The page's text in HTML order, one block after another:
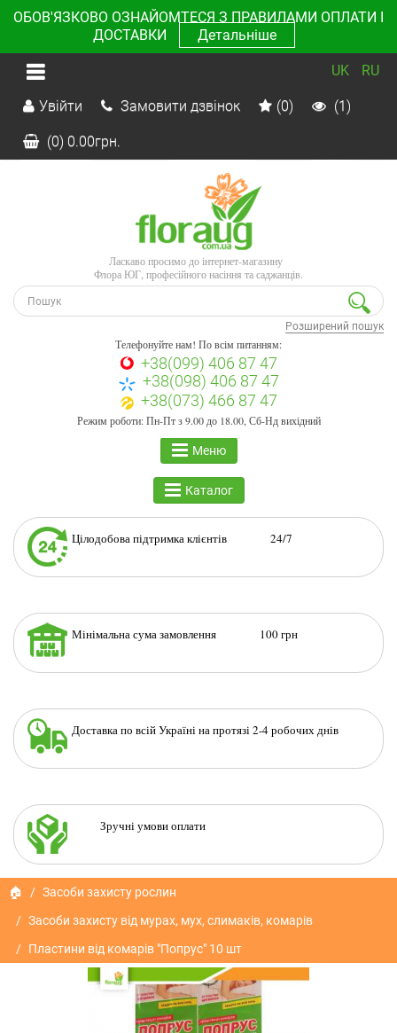
ОБОВ'ЯЗКОВО ОЗНАЙОМТЕСЯ З ПРАВИЛАМИ ОПЛАТИ І
ДОСТАВКИ
Детальніше
UK RU
Увійти Замовити дзвінок (0) (1)
(0) 0.00грн.
Ласкаво просимо до інтернет-магазину
Флора ЮГ, професійного насіння та саджанців.
Розширений пошук
Телефонуйте нам! По всім питанням:
+38(099) 406 87 47
+38(098) 406 87 47
+38(073) 466 87 47
Режим роботи: Пн-Пт з 9.00 до 18.00, Сб-Нд вихідний
Меню
Каталог
Цілодобова підтримка клієнтів 24/7
Мінімальна сума замовлення 100 грн
Доставка по всій Україні на протязі 2-4 робочих днів
Зручні умови оплати
🏠
Засоби захисту рослин
Засоби захисту від мурах, мух, слимаків, комарів
Пластини від комарів "Попрус" 10 шт